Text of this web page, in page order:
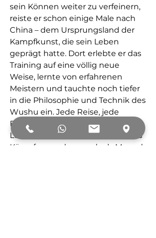
sein Können weiter zu verfeinern,
reiste er schon einige Male nach
China – dem Ursprungsland der
Kampfkunst, die sein Leben
geprägt hatte. Dort erlebte er das
Training auf eine völlig neue
Weise, lernte von erfahrenen
Meistern und tauchte noch tiefer
in die Philosophie und Technik des
Wushu ein. Jede Reise, jede
Begegnung und jede neue
Lektion machten ihn nicht nur als
Kämpfer, sondern auch als Mensch